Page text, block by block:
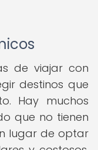
de viajar con
destinos que
Hay muchos
que no tienen
lugar de optar